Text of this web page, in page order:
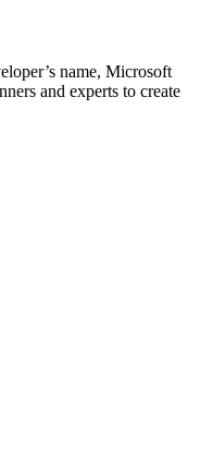
name, Microsoft
and experts to create